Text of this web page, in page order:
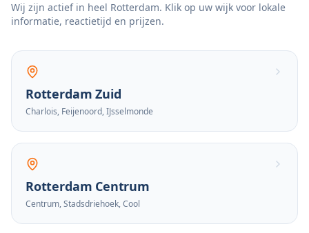
Wij zijn actief in heel Rotterdam. Klik op uw wijk voor lokale
informatie, reactietijd en prijzen.
Rotterdam Zuid
Charlois, Feijenoord, IJsselmonde
Rotterdam Centrum
Centrum, Stadsdriehoek, Cool